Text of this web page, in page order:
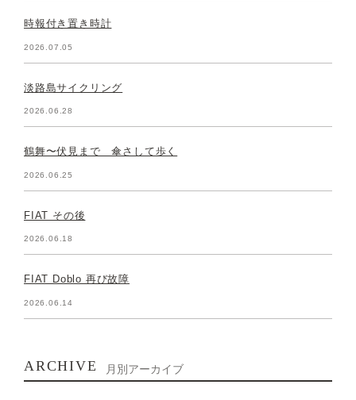
時報付き置き時計
2026.07.05
淡路島サイクリング
2026.06.28
鶴舞〜伏見まで 傘さして歩く
2026.06.25
FIAT その後
2026.06.18
FIAT Doblo 再び故障
2026.06.14
ARCHIVE 月別アーカイブ